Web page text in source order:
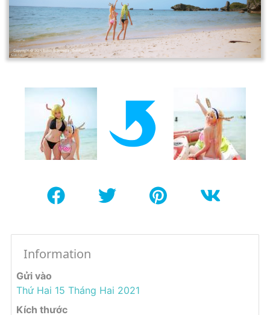
Information
Gửi vào
Thứ Hai 15 Tháng Hai 2021
Kích thước